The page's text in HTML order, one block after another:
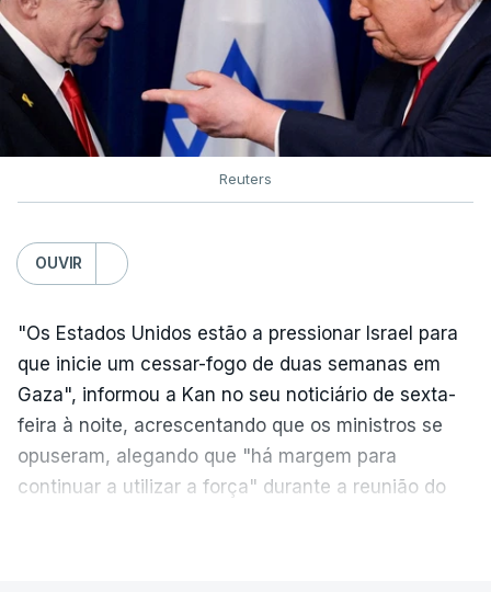
Reuters
OUVIR
"Os Estados Unidos estão a pressionar Israel para
que inicie um cessar-fogo de duas semanas em
Gaza", informou a Kan no seu noticiário de sexta-
feira à noite, acrescentando que os ministros se
opuseram, alegando que "há margem para
continuar a utilizar a força" durante a reunião do